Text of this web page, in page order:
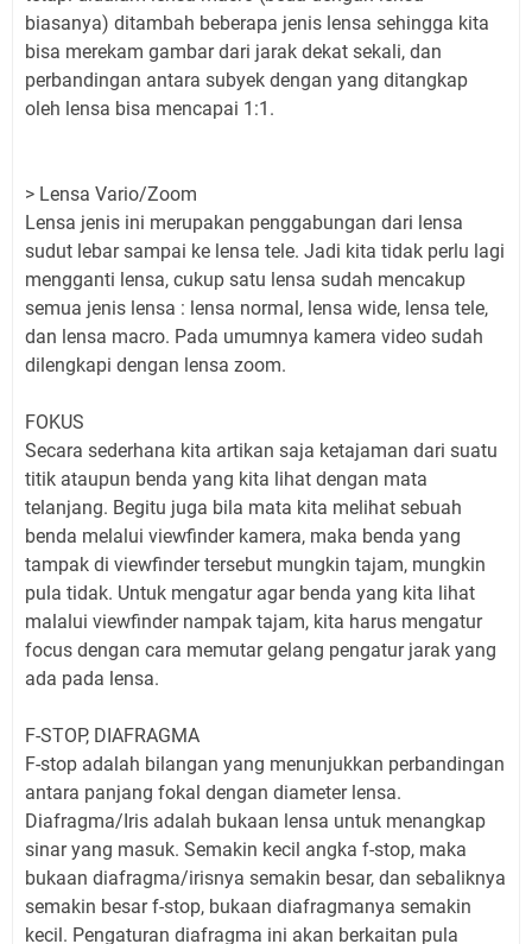
biasanya) ditambah beberapa jenis lensa sehingga kita
bisa merekam gambar dari jarak dekat sekali, dan
perbandingan antara subyek dengan yang ditangkap
oleh lensa bisa mencapai 1:1.
> Lensa Vario/Zoom
Lensa jenis ini merupakan penggabungan dari lensa
sudut lebar sampai ke lensa tele. Jadi kita tidak perlu lagi
mengganti lensa, cukup satu lensa sudah mencakup
semua jenis lensa : lensa normal, lensa wide, lensa tele,
dan lensa macro. Pada umumnya kamera video sudah
dilengkapi dengan lensa zoom.
FOKUS
Secara sederhana kita artikan saja ketajaman dari suatu
titik ataupun benda yang kita lihat dengan mata
telanjang. Begitu juga bila mata kita melihat sebuah
benda melalui viewfinder kamera, maka benda yang
tampak di viewfinder tersebut mungkin tajam, mungkin
pula tidak. Untuk mengatur agar benda yang kita lihat
malalui viewfinder nampak tajam, kita harus mengatur
focus dengan cara memutar gelang pengatur jarak yang
ada pada lensa.
F-STOP, DIAFRAGMA
F-stop adalah bilangan yang menunjukkan perbandingan
antara panjang fokal dengan diameter lensa.
Diafragma/Iris adalah bukaan lensa untuk menangkap
sinar yang masuk. Semakin kecil angka f-stop, maka
bukaan diafragma/irisnya semakin besar, dan sebaliknya
semakin besar f-stop, bukaan diafragmanya semakin
kecil. Pengaturan diafragma ini akan berkaitan pula